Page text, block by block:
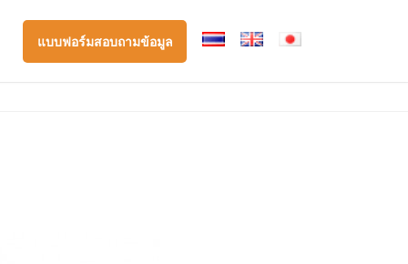
แบบฟอร์มสอบถามข้อมูล